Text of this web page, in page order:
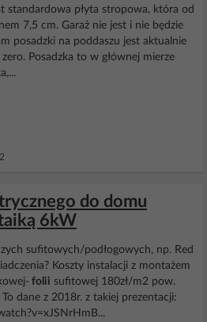
standardowa płyta stropowa, która od
7,5 cm. Garaż nie jest i nie będzie
posadzki na poddaszu jest aktualnie
Posadzka to w głównej mierze
do domu
6kW
sufitowych/podłogowych, np. Red
Koszty instalacji z montażem
folii sufitowej 180zł/m2 pow.
To dane z 2018r. z takiej prezentacji: